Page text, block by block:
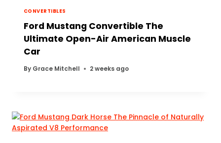
CONVERTIBLES
Ford Mustang Convertible The
Ultimate Open-Air American Muscle
Car
By Grace Mitchell 2 weeks ago